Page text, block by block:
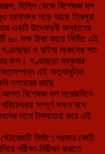
দিল্লি থেকে বিশেষজ্ঞ দল
তালাবদ্ধ পড়ে আছে ত্রিপুরা
একটি উদ্বোধনী অনুষ্ঠানের
লক্ষ টাকা ব্যয়ে নির্মিত এই
ও রাইমা অঞ্চলের শত
ফল। গণ্ডাছড়া মহকুমার
এই অত্যাধুনিক
দপ্তরের কাছে
আগত বিশেষজ্ঞ দল সরেজমিনে
সম্পূর্ণ সক্ষম বলে
নামে টালবাহানা করে এই
নির্মাণে সরকার কোটি
পরীক্ষা-নিরীক্ষা করাতে